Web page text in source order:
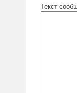
Текст